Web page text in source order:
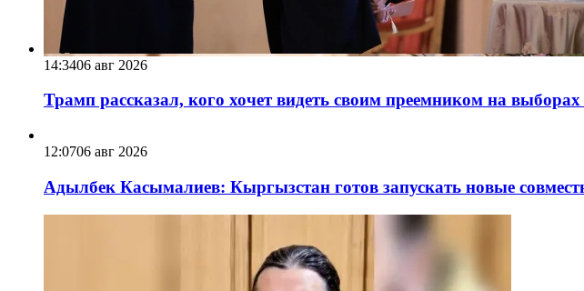
14:3406 авг 2026
Трамп рассказал, кого хочет видеть своим преемником на выборах
12:0706 авг 2026
Адылбек Касымалиев: Кыргызстан готов запускать новые